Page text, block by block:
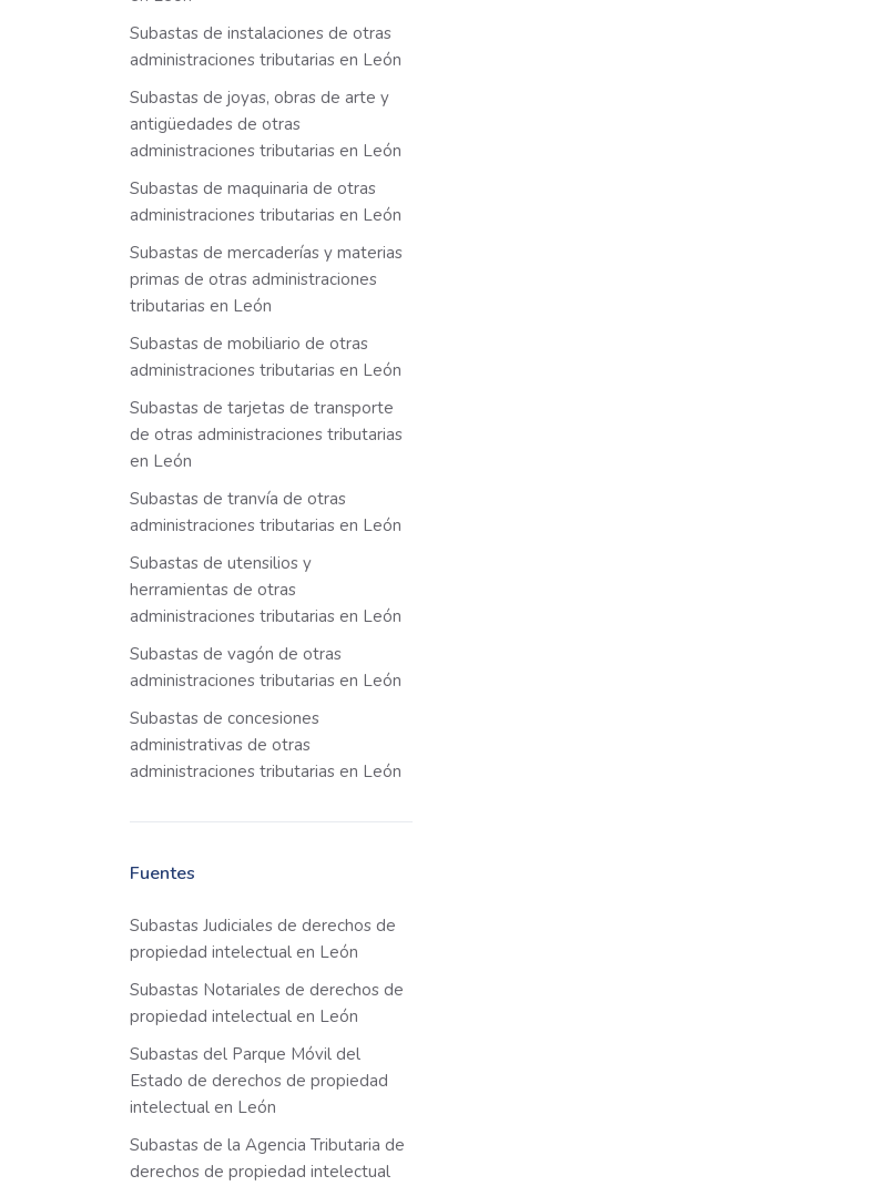
Subastas de instalaciones de otras
administraciones tributarias en León
Subastas de joyas, obras de arte y
antigüedades de otras
administraciones tributarias en León
Subastas de maquinaria de otras
administraciones tributarias en León
Subastas de mercaderías y materias
primas de otras administraciones
tributarias en León
Subastas de mobiliario de otras
administraciones tributarias en León
Subastas de tarjetas de transporte
de otras administraciones tributarias
en León
Subastas de tranvía de otras
administraciones tributarias en León
Subastas de utensilios y
herramientas de otras
administraciones tributarias en León
Subastas de vagón de otras
administraciones tributarias en León
Subastas de concesiones
administrativas de otras
administraciones tributarias en León
Fuentes
Subastas Judiciales de derechos de
propiedad intelectual en León
Subastas Notariales de derechos de
propiedad intelectual en León
Subastas del Parque Móvil del
Estado de derechos de propiedad
intelectual en León
Subastas de la Agencia Tributaria de
derechos de propiedad intelectual